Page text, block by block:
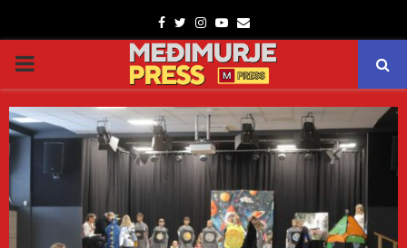
Facebook
TwitterInstagram
Youtube
Email
PRIMARY
MENU